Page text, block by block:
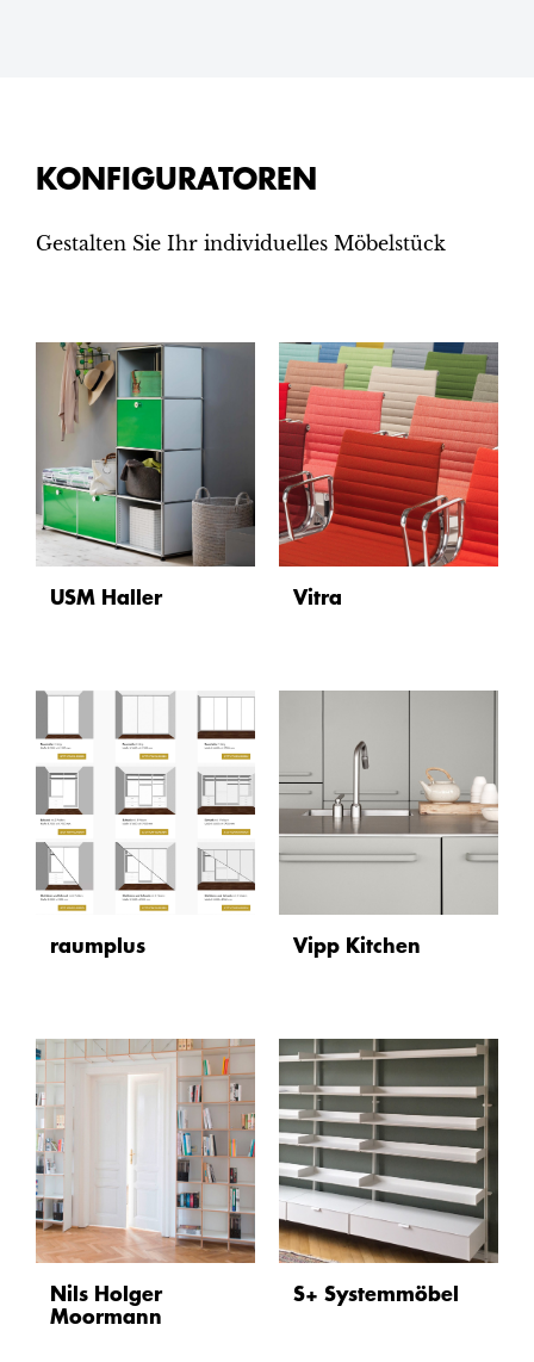
KONFIGURATOREN
Gestalten Sie Ihr individuelles Möbelstück
USM Haller Vitra
raumplus Vipp Kitchen
Nils Holger
Moormann
S+ Systemmöbel